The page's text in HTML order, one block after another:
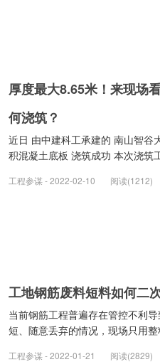
厚度最大8.65米！来现场
何浇筑？
近日 由中建科工承建的 南山智谷
积混凝土底板 浇筑成功 本次浇筑
工程参谋 - 2022-02-10 阅读(1212)
工地钢筋废料短料如何二
当前钢筋工程普遍存在管控不利
短、随意丢弃的情况，现场只用
工程参谋 - 2022-01-21 阅读(2829)